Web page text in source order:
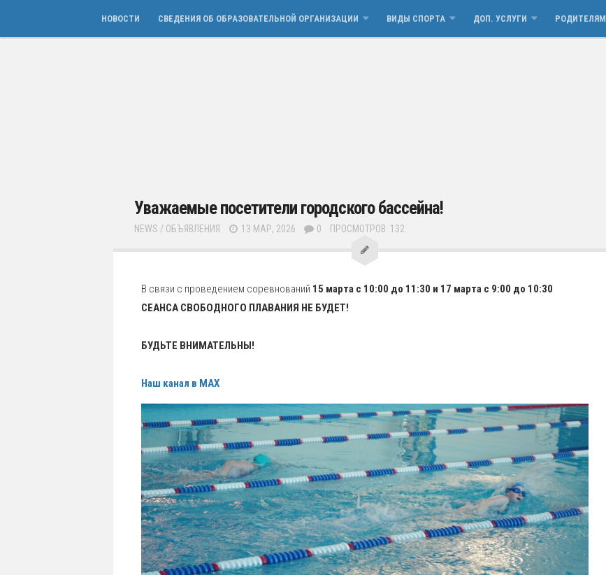
НОВОСТИ СВЕДЕНИЯ ОБ ОБРАЗОВАТЕЛЬНОЙ ОРГАНИЗАЦИИ ВИДЫ СПОРТА ДОП. УСЛУГИ РОДИТЕЛЯМ
Уважаемые посетители городского бассейна!
NEWS / ОБЪЯВЛЕНИЯ 13 МАР, 2026 0 ПРОСМОТРОВ: 132
В связи с проведением соревнований 15 марта с 10:00 до 11:30 и 17 марта с 9:00 до 10:30
СЕАНСА СВОБОДНОГО ПЛАВАНИЯ НЕ БУДЕТ!
БУДЬТЕ ВНИМАТЕЛЬНЫ!
Наш канал в MAX